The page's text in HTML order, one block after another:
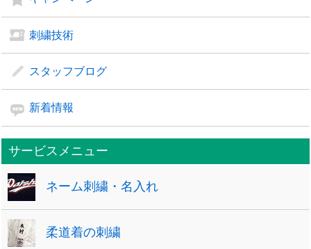
刺繍技術
スタッフブログ
新着情報
サービスメニュー
ネーム刺繍・名入れ
柔道着の刺繍